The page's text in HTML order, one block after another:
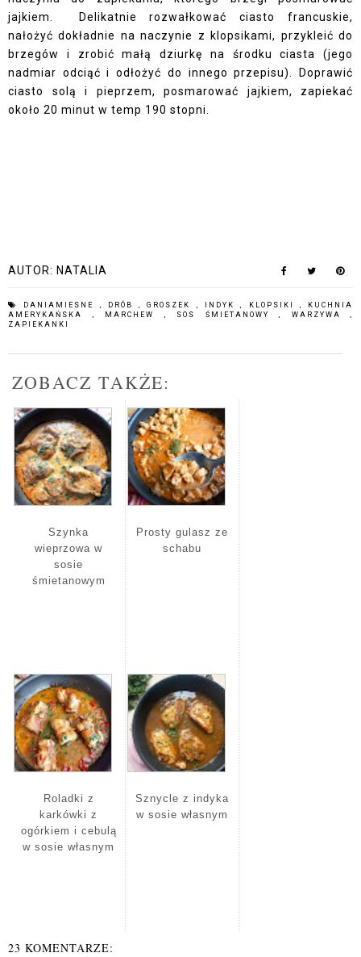
jajkiem. Delikatnie rozwałkować ciasto francuskie,
nałożyć dokładnie na naczynie z klopsikami, przykleić do
brzegów i zrobić małą dziurkę na środku ciasta (jego
nadmiar odciąć i odłożyć do innego przepisu). Doprawić
ciasto solą i pieprzem, posmarować jajkiem, zapiekać
około 20 minut w temp 190 stopni.
AUTOR: NATALIA
DANIAMIESNE , DRÓB,GROSZEK , INDYK, KLOPSIKI , KUCHNIA
AMERYKAŃSKA , MARCHEW , SOS ŚMIETANOWY , WARZYWA ,
ZAPIEKANKI
ZOBACZ TAKŻE:
Szynka
wieprzowa w
sosie
śmietanowym
Prosty gulasz ze
schabu
Roladki z
karkówki z
ogórkiem i cebulą
w sosie własnym
Sznycle z indyka
w sosie własnym
23 KOMENTARZE: